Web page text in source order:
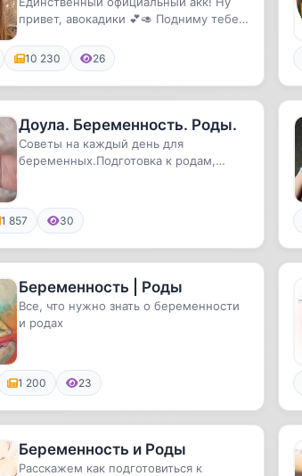
привет, авокадики 💕🥑 Подниму тебе
10 230 26
Доула. Беременность. Роды.
Советы на каждый день для
беременных.Подготовка к родам,
1 857 30
Беременность | Роды
Все, что нужно знать о беременности
и родах
1 200 23
Беременность и Роды
Расскажем как подготовиться к